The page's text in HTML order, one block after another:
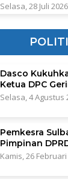
Selasa, 28 Juli
Dasco
Ketua DPC
Selasa, 4 Agustus
Pemkesra
Pimpinan
Kamis, 26 Februari